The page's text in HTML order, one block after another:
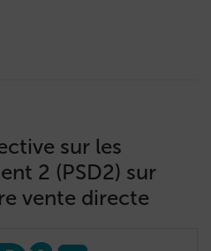
sur les
2 (PSD2) sur
vente directe